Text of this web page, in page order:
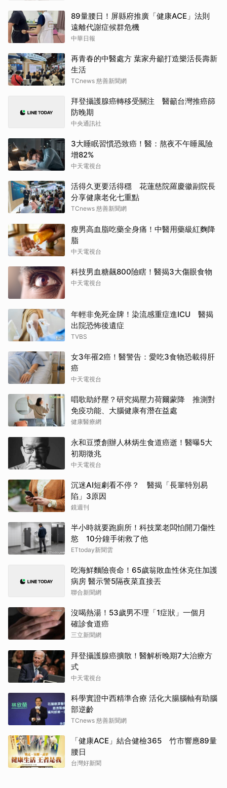
89量腰日！屏縣府推廣「健康ACE」法則
遠離代謝症候群危機
中華日報
再青春的中醫處方 葉家舟籲打造樂活長壽新
生活
TCnews 慈善新聞網
拜登攝護腺癌轉移受關注 醫籲台灣推癌篩
防晚期
中央通訊社
3大睡眠習慣恐致癌！醫：熬夜不午睡風險
增82%
中天電視台
活得久更要活得穩 花蓮慈院羅慶徽副院長
分享健康老化七重點
TCnews 慈善新聞網
瘦男高血脂吃藥全身痛！中醫用藥級紅麴降
脂
中天電視台
科技男血糖飆800險瞎！醫揭3大傷眼食物
中天電視台
年輕非免死金牌！染流感重症進ICU 醫揭
出院恐怖後遺症
TVBS
女3年罹2癌！醫警告：愛吃3食物恐載得肝
癌
中天電視台
唱歌助紓壓？研究揭壓力荷爾蒙降 推測對
免疫功能、大腦健康有潛在益處
健康醫療網
永和豆漿創辦人林炳生食道癌逝！醫曝5大
初期徵兆
中天電視台
沉迷AI短劇看不停？ 醫揭「長輩特別易
陷」3原因
鏡週刊
半小時就要跑廁所！科技業老闆怕開刀傷性
慾 10分鐘手術救了他
ETtoday新聞雲
吃海鮮麵險喪命！65歲翁敗血性休克住加護
病房 醫示警5隔夜菜直接丟
聯合新聞網
沒喝熱湯！53歲男不理「1症狀」一個月
確診食道癌
三立新聞網
拜登攝護腺癌擴散！醫解析晚期7大治療方
式
中天電視台
科學實證中西精準合療 活化大腸腦軸有助腦
部逆齡
TCnews 慈善新聞網
「健康ACE」結合健檢365 竹市響應89量
腰日
台灣好新聞